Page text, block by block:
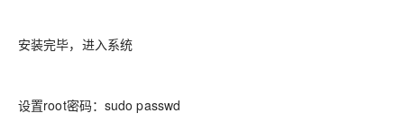
安装完毕，进入系统
设置root密码：sudo passwd